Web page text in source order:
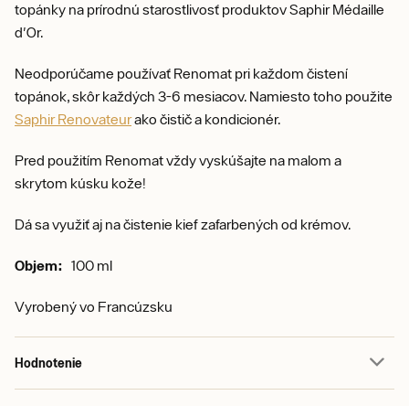
topánky na prírodnú starostlivosť produktov Saphir Médaille
d'Or.
Neodporúčame používať Renomat pri každom čistení
topánok, skôr každých 3-6 mesiacov. Namiesto toho použite
Saphir Renovateurako čistič a kondicionér.
Pred použitím Renomat vždy vyskúšajte na malom a
skrytom kúsku kože!
Dá sa využiť aj na čistenie kief zafarbených od krémov.
Objem: 100 ml
Vyrobený vo Francúzsku
Hodnotenie